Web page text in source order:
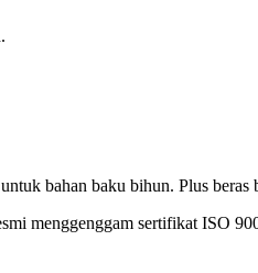
bahan baku bihun. Plus
menggenggam sertifikat ISO